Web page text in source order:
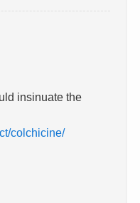
insinuate the
colchicine/